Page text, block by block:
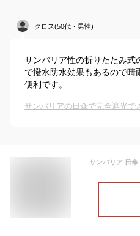
クロス(50代・男性)
サンバリア性の折りたたみ式
で撥水防水効果もあるので
便利です。